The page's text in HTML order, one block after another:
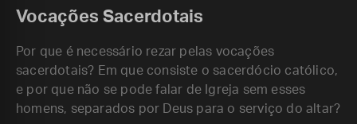
Vocações Sacerdotais
Por que é necessário rezar pelas vocações
sacerdotais? Em que consiste o sacerdócio católico,
e por que não se pode falar de Igreja sem esses
homens, separados por Deus para o serviço do altar?